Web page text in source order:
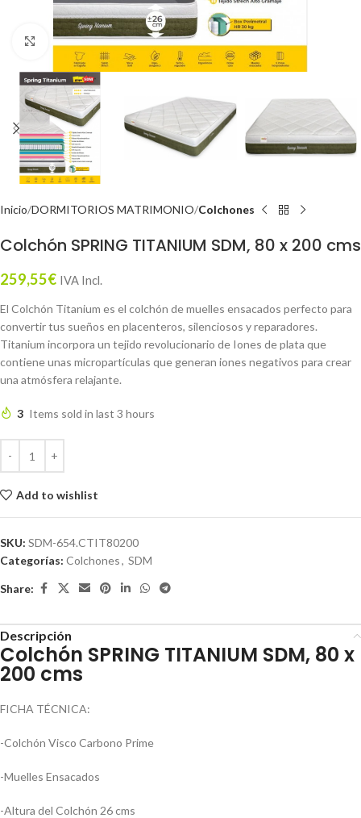
Click to enlarge
Inicio DORMITORIOS MATRIMONIO Colchones
Colchón SPRING TITANIUM SDM, 80 x 200 cms
259,55€ IVA Incl.
El Colchón Titanium es el colchón de muelles ensacados perfecto para
convertir tus sueños en placenteros, silenciosos y reparadores.
Titanium incorpora un tejido revolucionario de Iones de plata que
contiene unas micropartículas que generan iones negativos para crear
una atmósfera relajante.
3 Items sold in last 3 hours
Add to wishlist
SKU: SDM-654.CTIT80200
Categorías: Colchones, SDM
Share:
Descripción
Colchón SPRING TITANIUM SDM, 80 x
200 cms
FICHA TÉCNICA:
-Colchón Visco Carbono Prime
-Muelles Ensacados
-Altura del Colchón 26 cms